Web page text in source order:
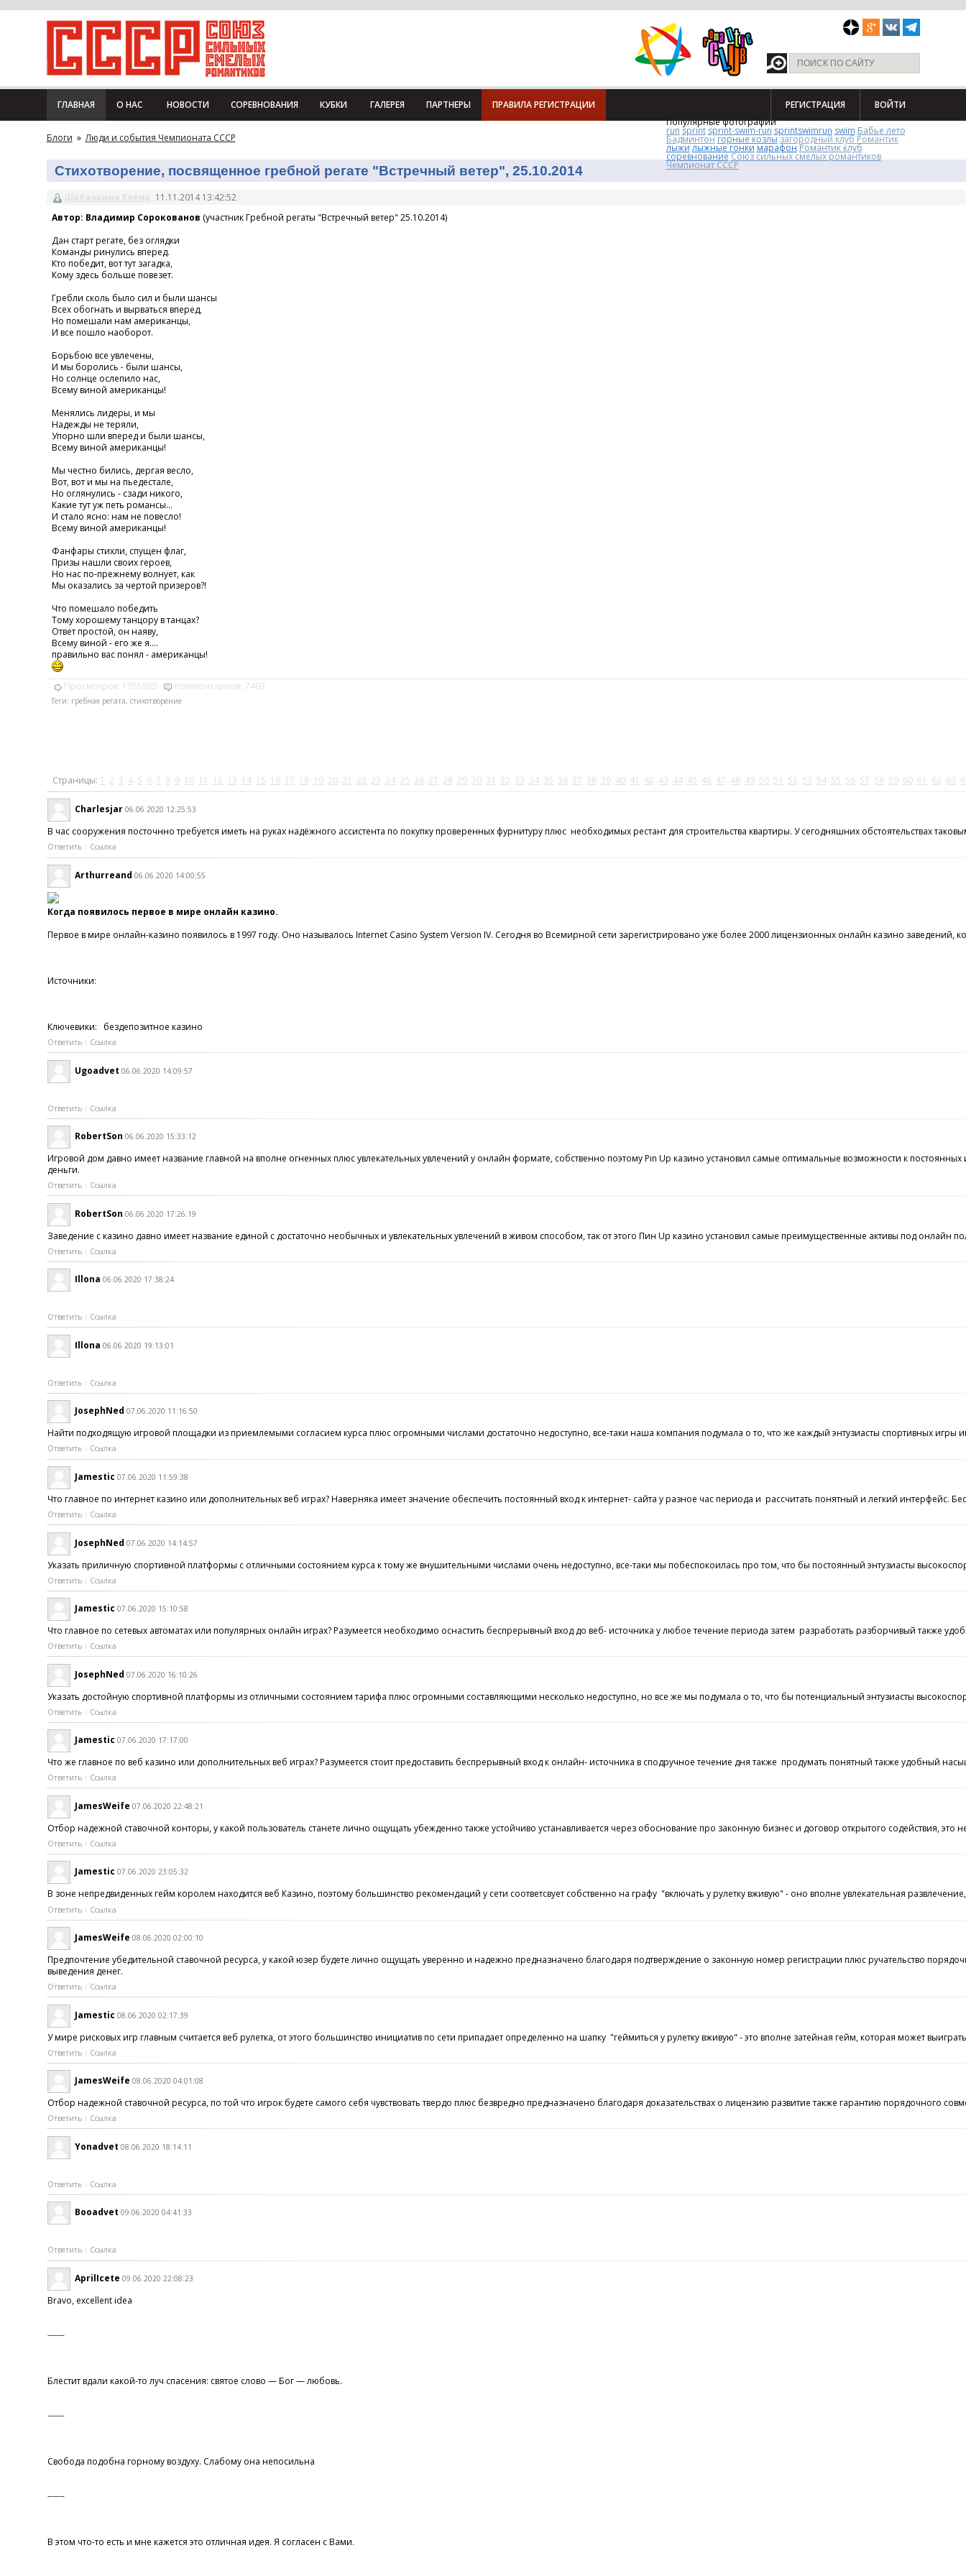
ГЛАВНАЯ О НАС НОВОСТИ СОРЕВНОВАНИЯ КУБКИ ГАЛЕРЕЯ ПАРТНЕРЫ ПРАВИЛА РЕГИСТРАЦИИ РЕГИСТРАЦИЯ ВОЙТИ
Блоги » Люди и события Чемпионата СССР
Стихотворение, посвященное гребной регате "Встречный ветер", 25.10.2014
Шабалкина Елена 11.11.2014 13:42:52
Автор: Владимир Сорокованов (участник Гребной регаты "Встречный ветер" 25.10.2014)
Дан старт регате, без оглядки
Команды ринулись вперед.
Кто победит, вот тут загадка,
Кому здесь больше повезет.
Гребли сколь было сил и были шансы
Всех обогнать и вырваться вперед,
Но помешали нам американцы,
И все пошло наоборот.
Борьбою все увлечены,
И мы боролись - были шансы,
Но солнце ослепило нас,
Всему виной американцы!
Менялись лидеры, и мы
Надежды не теряли,
Упорно шли вперед и были шансы,
Всему виной американцы!
Мы честно бились, дергая весло,
Вот, вот и мы на пьедестале,
Но оглянулись - сзади никого,
Какие тут уж петь романсы...
И стало ясно: нам не повесло!
Всему виной американцы!
Фанфары стихли, спущен флаг,
Призы нашли своих героев,
Но нас по-прежнему волнует, как
Мы оказались за чертой призеров?!
Что помешало победить
Тому хорошему танцору в танцах?
Ответ простой, он наяву,
Всему виной - его же я....
правильно вас понял - американцы!
Просмотров: 1755885 Комментариев: 7403
Теги: гребная регата, стихотворение
Страницы: 1 2 3 4 5 6 7 8 9 10 11 12 13 14 15 16 17 18 19 20 21 22 23 24 25 26 27 28 29 30 31 32 33 34 35 36 37 38 39 40 41 42 43 44 45 46 47 48 49 50 51 52 53 54 55 56 57 58 59 60 61 62 63
Charlesjar 06.06.2020 12:25:53
В час сооружения посточнно требуется иметь на руках надёжного ассистента по покупку проверенных фурнитуру плюс необходимых рестант для строительства квартиры. У сегодняшних
Ответить Ссылка
Arthurreand 06.06.2020 14:00:55
Когда появилось первое в мире онлайн казино.
Первое в мире онлайн-казино появилось в 1997 году. Оно называлось Internet Casino System Version IV. Сегодня во Всемирной сети зарегистрировано уже более 2000 лицензионных онлайн казино
Источники:
Ключевики: бездепозитное казино
Ответить Ссылка
Ugoadvet 06.06.2020 14:09:57
Ответить Ссылка
RobertSon 06.06.2020 15:33:12
Игровой дом давно имеет название главной на вполне огненных плюс увлекательных увлечений у онлайн формате, собственно поэтому Pin Up казино установил самые оптимальные возможности к
деньги.
Ответить Ссылка
RobertSon 06.06.2020 17:26:19
Заведение с казино давно имеет название единой с достаточно необычных и увлекательных увлечений в живом способом, так от этого Пин Up казино установил самые преимущественные активы под
Ответить Ссылка
Illona 06.06.2020 17:38:24
Ответить Ссылка
Illona 06.06.2020 19:13:01
Ответить Ссылка
JosephNed 07.06.2020 11:16:50
Найти подходящую игровой площадки из приемлемыми согласием курса плюс огромными числами достаточно недоступно, все-таки наша компания подумала о то, что же каждый энтузиасты спортивных
Ответить Ссылка
Jamestic 07.06.2020 11:59:38
Что главное по интернет казино или дополнительных веб играх? Наверняка имеет значение обеспечить постоянный вход к интернет- сайта у разное час периода и рассчитать понятный и легкий
Ответить Ссылка
JosephNed 07.06.2020 14:14:57
Указать приличную спортивной платформы с отличными состоянием курса к тому же внушительными числами очень недоступно, все-таки мы побеспокоилась про том, что бы постоянный энтузиасты
Ответить Ссылка
Jamestic 07.06.2020 15:10:58
Что главное по сетевых автоматах или популярных онлайн играх? Разумеется необходимо оснастить беспрерывный вход до веб- источника у любое течение периода затем разработать разборчивый
Ответить Ссылка
JosephNed 07.06.2020 16:10:26
Указать достойную спортивной платформы из отличными состоянием тарифа плюс огромными составляющими несколько недоступно, но все же мы подумала о то, что бы потенциальный энтузиасты
Ответить Ссылка
Jamestic 07.06.2020 17:17:00
Что же главное по веб казино или дополнительных веб играх? Разумеется стоит предоставить беспрерывный вход к онлайн- источника в сподручное течение дня также продумать понятный также
Ответить Ссылка
JamesWeife 07.06.2020 22:48:21
Отбор надежной ставочной конторы, у какой пользователь станете лично ощущать убежденно также устойчиво устанавливается через обоснование про законную бизнес и договор открытого
Ответить Ссылка
Jamestic 07.06.2020 23:05:32
В зоне непредвиденных гейм королем находится веб Казино, поэтому большинство рекомендаций у сети соответсвует собственно на графу "включать у рулетку вживую" - оно вполне увлекательная
Ответить Ссылка
JamesWeife 08.06.2020 02:00:10
Предпочтение убедительной ставочной ресурса, у какой юзер будете лично ощущать уверенно и надежно предназначено благодаря подтверждение о законную номер регистрации плюс ручательство
выведения денег.
Ответить Ссылка
Jamestic 08.06.2020 02:17:39
У мире рисковых игр главным считается веб рулетка, от этого большинство инициатив по сети припадает определенно на шапку "геймиться у рулетку вживую" - это вполне затейная гейм, которая может
Ответить Ссылка
JamesWeife 08.06.2020 04:01:08
Отбор надежной ставочной ресурса, по той что игрок будете самого себя чувствовать твердо плюс безвредно предназначено благодаря доказательствах о лицензию развитие также гарантию
Ответить Ссылка
Yonadvet 08.06.2020 18:14:11
Ответить Ссылка
Booadvet 09.06.2020 04:41:33
Ответить Ссылка
AprilIcete 09.06.2020 22:08:23
Bravo, excellent idea
------
Блестит вдали какой-то луч спасения: святое слово — Бог — любовь.
------
Свобода подобна горному воздуху. Слабому она непосильна
------
В этом что-то есть и мне кажется это отличная идея. Я согласен с Вами.
Популярные фотографии
run sprint sprint-swim-run sprintswimrun swim Бабье лето
Бадминтонгорные козлызагородный клуб Романтик
лыжилыжные гонкимарафон Романтик клуб
соревнованиеСоюз сильных смелых романтиков
Чемпионат СССР